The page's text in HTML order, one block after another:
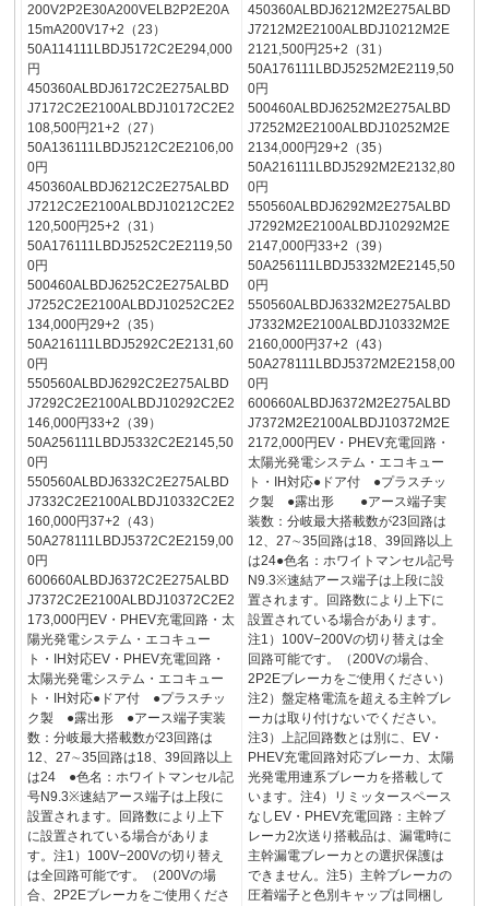
200V2P2E30A200VELB2P2E20A
15mA200V17+2（23）
50A114111LBDJ5172C2E294,000
円
450360ALBDJ6172C2E275ALBD
J7172C2E2100ALBDJ10172C2E2
108,500円21+2（27）
50A136111LBDJ5212C2E2106,00
0円
450360ALBDJ6212C2E275ALBD
J7212C2E2100ALBDJ10212C2E2
120,500円25+2（31）
50A176111LBDJ5252C2E2119,50
0円
500460ALBDJ6252C2E275ALBD
J7252C2E2100ALBDJ10252C2E2
134,000円29+2（35）
50A216111LBDJ5292C2E2131,60
0円
550560ALBDJ6292C2E275ALBD
J7292C2E2100ALBDJ10292C2E2
146,000円33+2（39）
50A256111LBDJ5332C2E2145,50
0円
550560ALBDJ6332C2E275ALBD
J7332C2E2100ALBDJ10332C2E2
160,000円37+2（43）
50A278111LBDJ5372C2E2159,00
0円
600660ALBDJ6372C2E275ALBD
J7372C2E2100ALBDJ10372C2E2
173,000円EV・PHEV充電回路・太
陽光発電システム・エコキュー
ト・IH対応EV・PHEV充電回路・
太陽光発電システム・エコキュー
ト・IH対応●ドア付 ●プラスチッ
ク製 ●露出形 ●アース端子実装
数：分岐最大搭載数が23回路は
12、27∼35回路は18、39回路以上
は24 ●色名：ホワイトマンセル記
号N9.3※速結アース端子は上段に
設置されます。回路数により上下
に設置されている場合がありま
す。注1）100V−200Vの切り替え
は全回路可能です。（200Vの場
合、2P2Eブレーカをご使用くださ
450360ALBDJ6212M2E275ALBD
J7212M2E2100ALBDJ10212M2E
2121,500円25+2（31）
50A176111LBDJ5252M2E2119,50
0円
500460ALBDJ6252M2E275ALBD
J7252M2E2100ALBDJ10252M2E
2134,000円29+2（35）
50A216111LBDJ5292M2E2132,80
0円
550560ALBDJ6292M2E275ALBD
J7292M2E2100ALBDJ10292M2E
2147,000円33+2（39）
50A256111LBDJ5332M2E2145,50
0円
550560ALBDJ6332M2E275ALBD
J7332M2E2100ALBDJ10332M2E
2160,000円37+2（43）
50A278111LBDJ5372M2E2158,00
0円
600660ALBDJ6372M2E275ALBD
J7372M2E2100ALBDJ10372M2E
2172,000円EV・PHEV充電回路・
太陽光発電システム・エコキュー
ト・IH対応●ドア付 ●プラスチッ
ク製 ●露出形 ●アース端子実
装数：分岐最大搭載数が23回路は
12、27∼35回路は18、39回路以上
は24●色名：ホワイトマンセル記号
N9.3※速結アース端子は上段に設
置されます。回路数により上下に
設置されている場合があります。
注1）100V−200Vの切り替えは全
回路可能です。（200Vの場合、
2P2Eブレーカをご使用ください）
注2）盤定格電流を超える主幹ブレ
ーカは取り付けないでください。
注3）上記回路数とは別に、EV・
PHEV充電回路対応ブレーカ、太陽
光発電用連系ブレーカを搭載して
います。注4）リミッタースペース
なしEV・PHEV充電回路：主幹ブ
レーカ2次送り搭載品は、漏電時に
主幹漏電ブレーカとの選択保護は
できません。注5）主幹ブレーカの
圧着端子と色別キャップは同梱し